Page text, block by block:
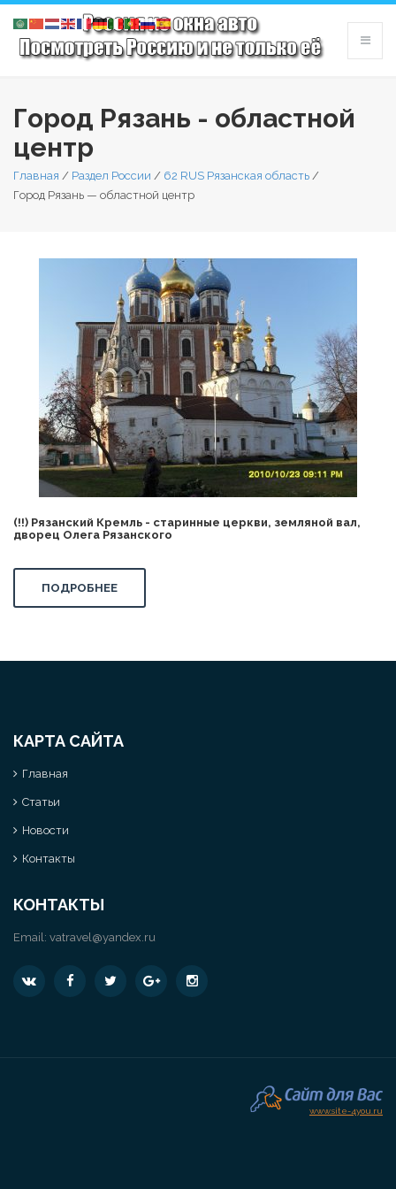
Город Рязань - областной
центр
Главная / Раздел России / 62 RUS Рязанская область /
Город Рязань — областной центр
(!!) Рязанский Кремль - старинные церкви, земляной вал,
дворец Олега Рязанского
ПОДРОБНЕЕ
КАРТА САЙТА
Главная
Статьи
Новости
Контакты
КОНТАКТЫ
Email: vatravel@yandex.ru
www.site-4you.ru